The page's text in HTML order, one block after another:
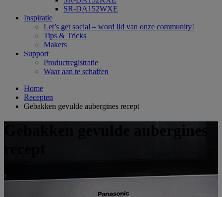
SR-DA152WXE
Inspiratie
Let’s get social – word lid van onze community!
Tips & Tricks
Makers
Support
Productregistratie
Waar aan te schaffen
Home
Recepten
Gebakken gevulde aubergines recept
Gebakken gevulde aubergines